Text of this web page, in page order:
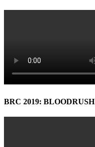
BRC 2019: BLOODRUSH